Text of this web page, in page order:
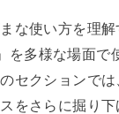
な使い方を理
を多様な場面で
セクションで
をさらに掘り下